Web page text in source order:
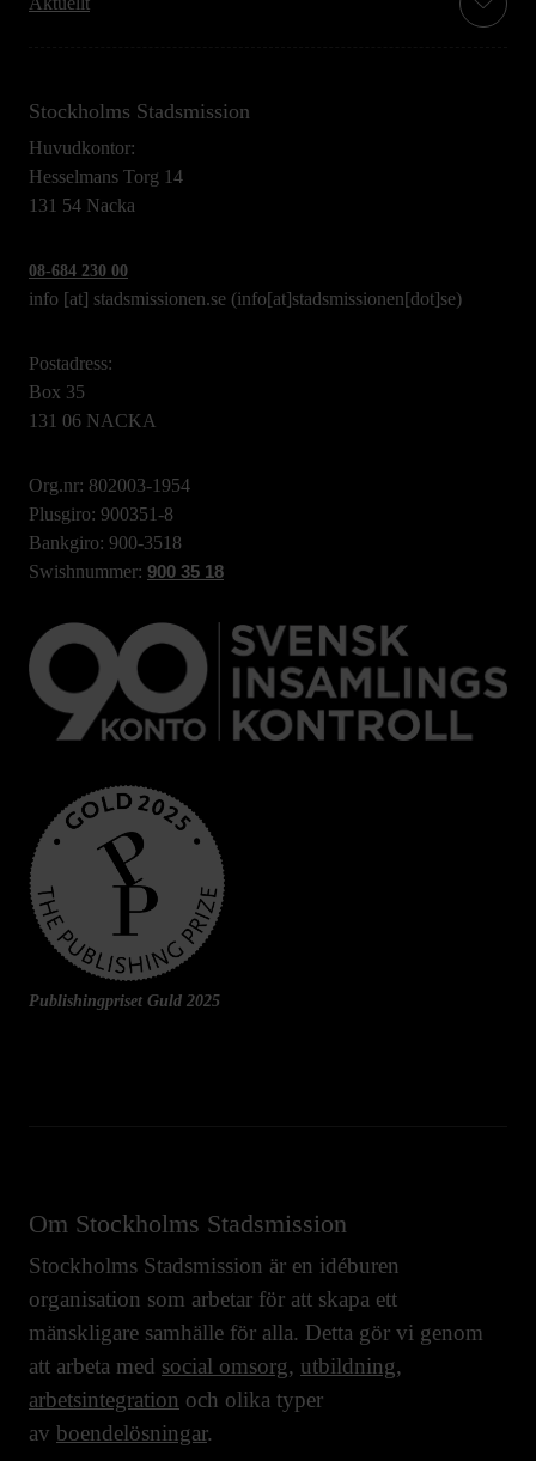
Stockholms Stadsmission
Huvudkontor:
Hesselmans Torg 14
131 54 Nacka
08-684 230 00
info [at] stadsmissionen.se (info[at]stadsmissionen[dot]se)
Postadress:
Box 35
131 06 NACKA
Org.nr: 802003-1954
Plusgiro: 900351-8
Bankgiro: 900-3518
Swishnummer: 900 35 18
Publishingpriset Guld 2025
Om Stockholms Stadsmission
Stockholms Stadsmission är en idéburen
organisation som arbetar för att skapa ett
mänskligare samhälle för alla. Detta gör vi genom
att arbeta med social omsorg, utbildning,
arbetsintegration och olika typer
av boendelösningar.